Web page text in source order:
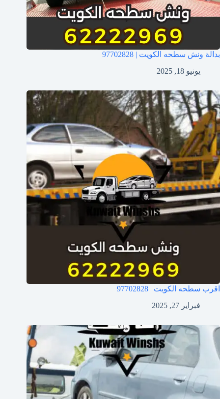
بدالة ونش سطحه الكويت | 97702828
يونيو 18, 2025
اقرب سطحه الكويت | 97702828
فبراير 27, 2025